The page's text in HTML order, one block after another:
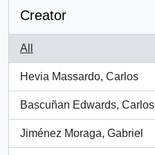
Creator
All
Hevia Massardo, Carlos
, 7 results
Bascuñan Edwards, Carlos
, 3 results
Jiménez Moraga, Gabriel
, 2 results